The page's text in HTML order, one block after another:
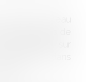
premier réseau
avec plus de
répartis sur
dans